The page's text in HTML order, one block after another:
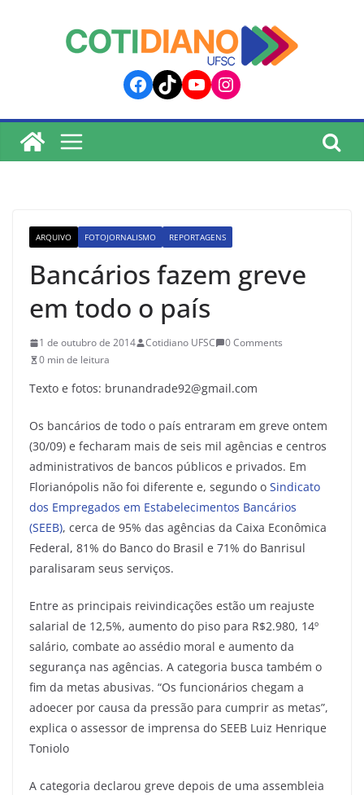
Facebook
TikTokYouTube
Instagram
ARQUIVO FOTOJORNALISMO REPORTAGENS
Bancários fazem greve
em todo o país
1 de outubro de 2014 Cotidiano UFSC
0 Comments
0 min de leitura
Texto e fotos: brunandrade92@gmail.com
Os bancários de todo o país entraram em greve ontem
(30/09) e fecharam mais de seis mil agências e centros
administrativos de bancos públicos e privados. Em
Florianópolis não foi diferente e, segundo o Sindicato
dos Empregados em Estabelecimentos Bancários
(SEEB), cerca de 95% das agências da Caixa Econômica
Federal, 81% do Banco do Brasil e 71% do Banrisul
paralisaram seus serviços.
Entre as principais reivindicações estão um reajuste
salarial de 12,5%, aumento do piso para R$2.980, 14º
salário, combate ao assédio moral e aumento da
segurança nas agências. A categoria busca também o
fim da metas abusivas. “Os funcionários chegam a
adoecer por causa da pressão para cumprir as metas”,
explica o assessor de imprensa do SEEB Luiz Henrique
Toniolo
A categoria declarou greve depois de uma assembleia